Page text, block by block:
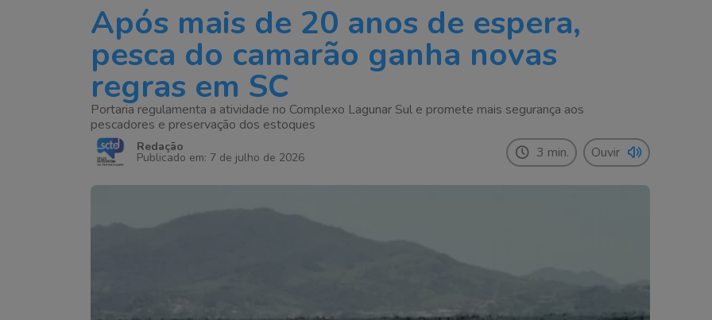
Após mais de 20 anos de espera,
pesca do camarão ganha novas
regras em SC
Portaria regulamenta a atividade no Complexo Lagunar Sul e promete mais segurança aos
pescadores e preservação dos estoques
Redação
Publicado em: 7 de julho de 2026 3 min. Ouvir